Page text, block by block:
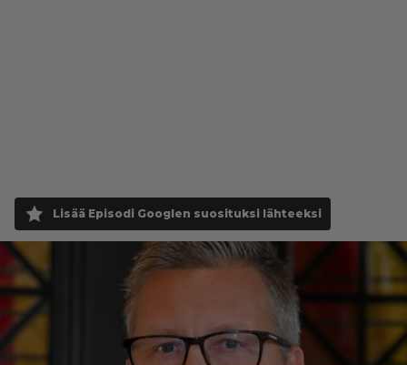
Lisää Episodi Googlen suosituksi lähteeksi